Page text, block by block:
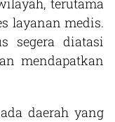
terutama
layanan medis.
segera diatasi
mendapatkan
daerah yang